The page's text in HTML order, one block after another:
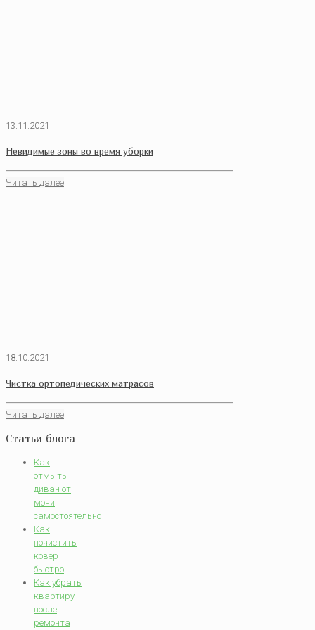
13.11.2021
Невидимые зоны во время уборки
Читать далее
18.10.2021
Чистка ортопедических матрасов
Читать далее
Статьи блога
Как
отмыть
диван от
мочи
самостоятельно
Как
почистить
ковер
быстро
Как убрать
квартиру
после
ремонта